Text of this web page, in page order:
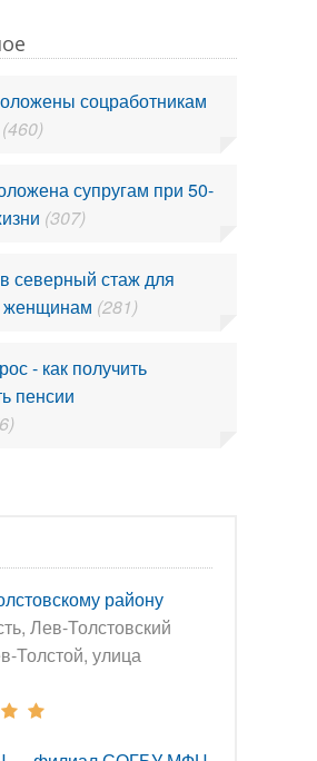
соцработникам
(460)
супругам при 50-
(307)
северный стаж для
женщинам (281)
- как получить
пенсии
району
Лев-Толстовский
Толстой, улица